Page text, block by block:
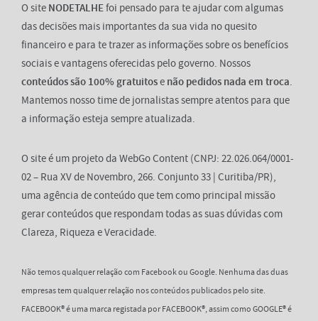
O site NODETALHEfoi pensado para te ajudar com algumas
das decisões mais importantes da sua vida no quesito
financeiro e para te trazer as informações sobre os benefícios
sociais e vantagens oferecidas pelo governo. Nossos
conteúdos são 100% gratuitose não pedidos nada em troca.
Mantemos nosso time de jornalistas sempre atentos para que
a informação esteja sempre atualizada.
O site é um projeto da WebGo Content (CNPJ: 22.026.064/0001-
02 – Rua XV de Novembro, 266. Conjunto 33 | Curitiba/PR),
uma agência de conteúdo que tem como principal missão
gerar conteúdos que respondam todas as suas dúvidas com
Clareza, Riqueza e Veracidade.
Não temos qualquer relação com Facebook ou Google. Nenhuma das duas
empresas tem qualquer relação nos conteúdos publicados pelo site.
FACEBOOK® é uma marca registada por FACEBOOK®, assim como GOOGLE® é